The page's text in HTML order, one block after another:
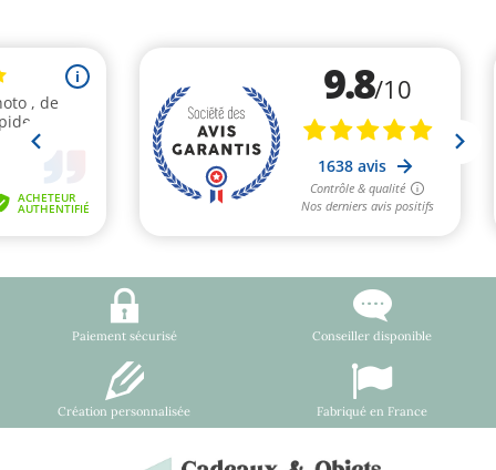
Paiement sécurisé Conseiller disponible
Création personnalisée Fabriqué en France